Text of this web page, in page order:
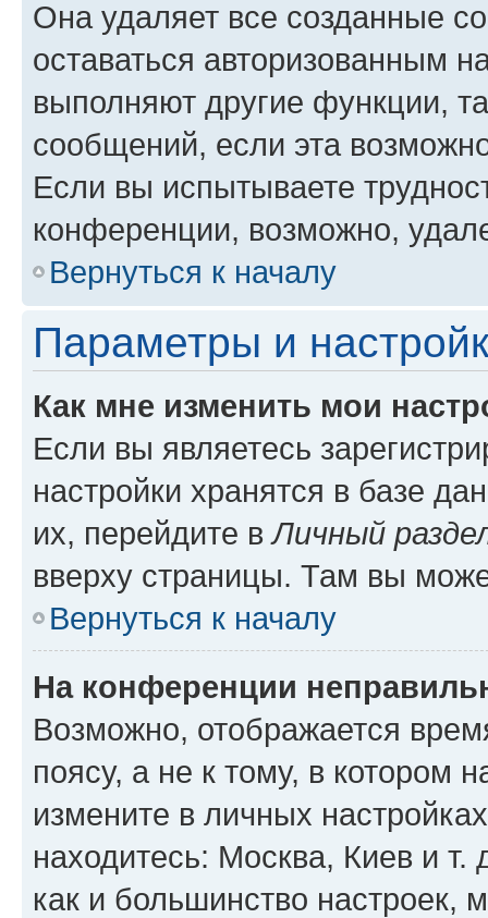
Она удаляет все созданные
оставаться авторизованным
выполняют другие функции,
сообщений, если эта
Если вы испытываете
конференции, возможно,
Вернуться к началу
Параметры и
Как мне изменить мои
Если вы являетесь
настройки хранятся в базе
их, перейдите вЛичный
вверху страницы. Там вы
Вернуться к началу
На конференции
Возможно, отображается
поясу, а не к тому, в котором
измените в личных
находитесь: Москва, Киев и т.
как и большинство настроек,